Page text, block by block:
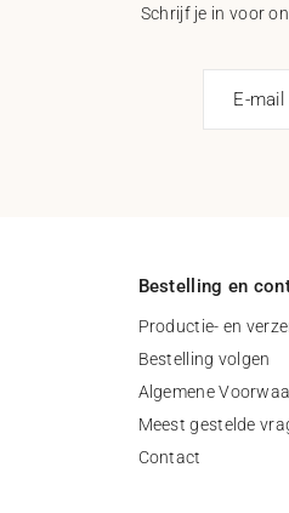
Schrijf je in voor
E-mail
Bestelling en
Productie- en
Bestelling volgen
Algemene
Meest gestelde
Contact